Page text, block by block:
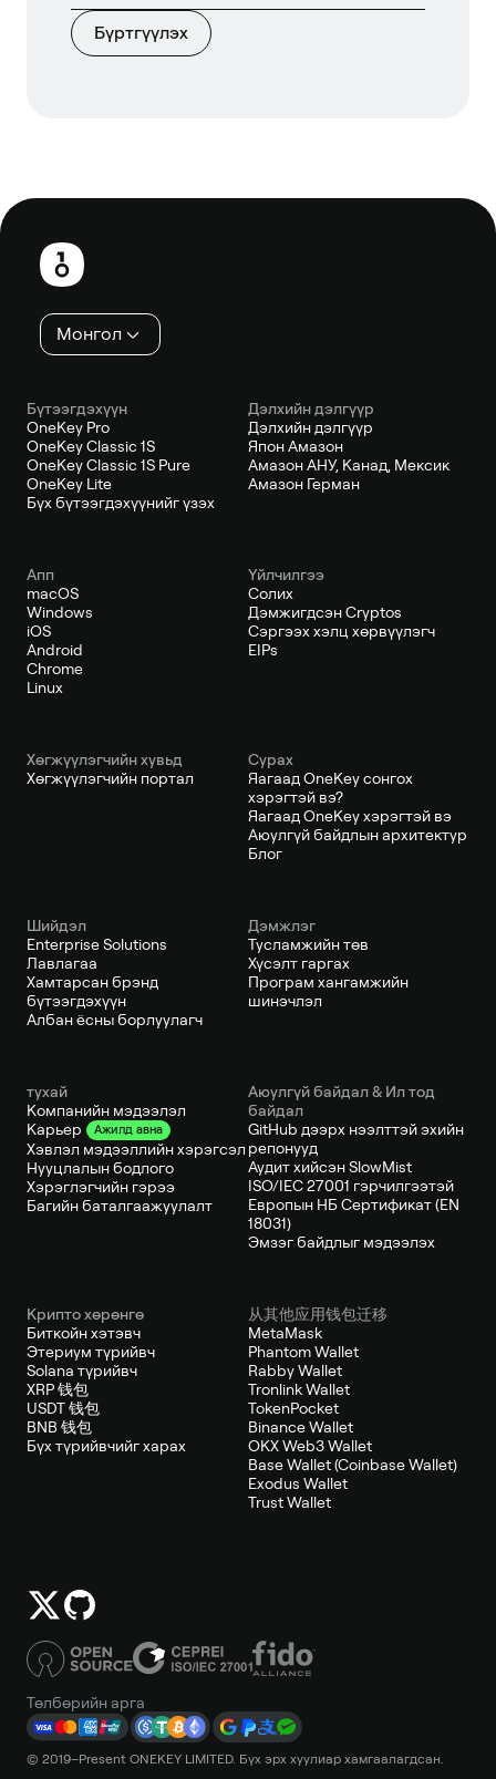
Бүртгүүлэх
Хөл
хэсэг
Монгол
Бүтээгдэхүүн
OneKey Pro
OneKey Classic 1S
OneKey Classic 1S Pure
OneKey Lite
Бүх бүтээгдэхүүнийг үзэх
Дэлхийн дэлгүүр
Дэлхийн дэлгүүр
Япон Амазон
Амазон АНУ, Канад, Мексик
Амазон Герман
Апп
macOS
Windows
iOS
Android
Chrome
Linux
Үйлчилгээ
Солих
Дэмжигдсэн Cryptos
Сэргээх хэлц хөрвүүлэгч
EIPs
Хөгжүүлэгчийн хувьд
Хөгжүүлэгчийн портал
Сурах
Яагаад OneKey сонгох
хэрэгтэй вэ?
Яагаад OneKey хэрэгтэй вэ
Аюулгүй байдлын архитектур
Блог
Шийдэл
Enterprise Solutions
Лавлагаа
Хамтарсан брэнд
бүтээгдэхүүн
Албан ёсны борлуулагч
Дэмжлэг
Тусламжийн төв
Хүсэлт гаргах
Програм хангамжийн
шинэчлэл
тухай
Компанийн мэдээлэл
Карьер
Ажилд авна
Хэвлэл мэдээллийн хэрэгсэл
Нууцлалын бодлого
Хэрэглэгчийн гэрээ
Багийн баталгаажуулалт
Аюулгүй байдал & Ил тод
байдал
GitHub дээрх нээлттэй эхийн
репонууд
Аудит хийсэн SlowMist
ISO/IEC 27001 гэрчилгээтэй
Европын НБ Сертификат (EN
18031)
Эмзэг байдлыг мэдээлэх
Крипто хөрөнгө
Биткойн хэтэвч
Этериум түрийвч
Solana түрийвч
XRP 钱包
USDT 钱包
BNB 钱包
Бүх түрийвчийг харах
从其他应用钱包迁移
MetaMask
Phantom Wallet
Rabby Wallet
Tronlink Wallet
TokenPocket
Binance Wallet
OKX Web3 Wallet
Base Wallet (Coinbase Wallet)
Exodus Wallet
Trust Wallet
Төлбөрийн арга
© 2019–Present ONEKEY LIMITED. Бүх эрх хуулиар хамгаалагдсан.